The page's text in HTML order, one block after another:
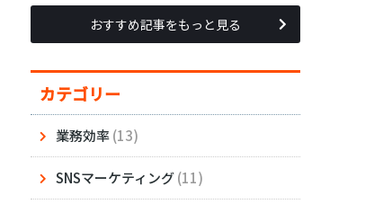
おすすめ記事をもっと見る
カテゴリー
業務効率(13)
SNSマーケティング(11)